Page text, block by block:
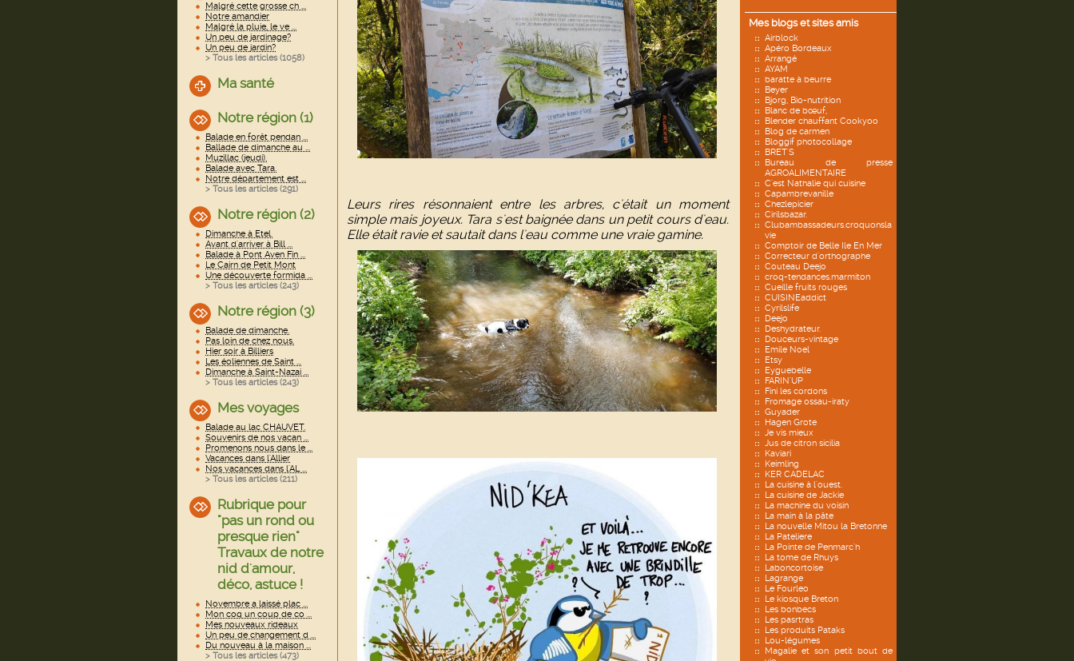
Mes blogs et sites amis
Airblock
Apéro Bordeaux
Arrangé
AYAM
baratte à beurre
Beyer
Bjorg, Bio-nutrition
Blanc de bœuf,
Blender chauffant Cookyoo
Blog de carmen
Bloggif photocollage
BRET'S
Bureau de presse
AGROALIMENTAIRE
C'est Nathalie qui cuisine
Capambrevanille
Chezlepicier
Cirilsbazar.
Clubambassadeurs.croquonsla
vie
Comptoir de Belle Ile En Mer
Correcteur d'orthographe
Couteau Deejo
croq-tendances.marmiton
Cueille fruits rouges
CUISINEaddict
Cyrilslife
Deejo
Deshydrateur.
Douceurs-vintage
Emile Noel
Etsy
Eyguebelle
FARIN'UP
Fini les cordons
Fromage ossau-iraty
Guyader
Hagen Grote
Je vis mieux
Jus de citron sicilia
Kaviari
Keimling
KER CADELAC
La cuisine à l'ouest.
La cuisine de Jackie
La machine du voisin
La main à la pâte
La nouvelle Mitou la Bretonne
La Pateliere
La Pointe de Penmarc'h
La tome de Rhuys
Laboncortoise
Lagrange
Le Fourleo
Le kiosque Breton
Les bonbecs
Les pasrtras
Les produits Pataks
Lou-légumes
Magalie et son petit bout de
Malgré cette grosse ch ...
Notre amandier
Malgré la pluie, le ve ...
Un peu de jardinage?
Un peu de jardin?
> Tous les articles (1058)
Ma santé
Notre région (1)
Balade en forêt pendan ...
Ballade de dimanche au ...
Muzillac (jeudi).
Balade avec Tara.
Notre département est ...
> Tous les articles (291)
Notre région (2)
Dimanche à Etel.
Avant d'arriver à Bill ...
Balade à Pont Aven Fin ...
Le Cairn de Petit Mont
Une découverte formida ...
> Tous les articles (243)
Notre région (3)
Balade de dimanche.
Pas loin de chez nous.
Hier soir à Billiers
Les éoliennes de Saint ...
Dimanche à Saint-Nazai ...
> Tous les articles (243)
Mes voyages
Balade au lac CHAUVET.
Souvenirs de nos vacan ...
Promenons nous dans le ...
Vacances dans l'Allier
Nos vacances dans l'AL ...
> Tous les articles (211)
Rubrique pour
"pas un rond ou
presque rien"
Travaux de notre
nid d'amour,
déco, astuce !
Novembre a laissé plac ...
Mon coq un coup de co ...
Mes nouveaux rideaux
Un peu de changement d ...
Du nouveau à la maison ...
> Tous les articles (473)
Leurs rires résonnaient entre les arbres, c'était un moment
simple mais joyeux. Tara s'est baignée dans un petit cours d'eau.
Elle était ravie et sautait dans l'eau comme une vraie gamine.